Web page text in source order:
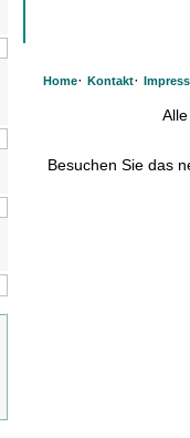
Home· Kontakt·
Besuchen Sie das